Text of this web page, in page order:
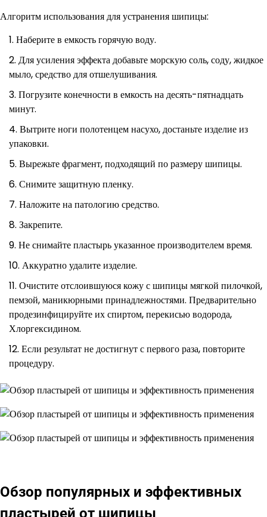
Алгоритм использования для устранения шипицы:
Наберите в емкость горячую воду.
Для усиления эффекта добавьте морскую соль, соду, жидкое
мыло, средство для отшелушивания.
Погрузите конечности в емкость на десять-пятнадцать
минут.
Вытрите ноги полотенцем насухо, достаньте изделие из
упаковки.
Вырежьте фрагмент, подходящий по размеру шипицы.
Снимите защитную пленку.
Наложите на патологию средство.
Закрепите.
Не снимайте пластырь указанное производителем время.
Аккуратно удалите изделие.
Очистите отслоившуюся кожу с шипицы мягкой пилочкой,
пемзой, маникюрными принадлежностями. Предварительно
продезинфицируйте их спиртом, перекисью водорода,
Хлоргексидином.
Если результат не достигнут с первого раза, повторите
процедуру.
Обзор популярных и эффективных
пластырей от шипицы